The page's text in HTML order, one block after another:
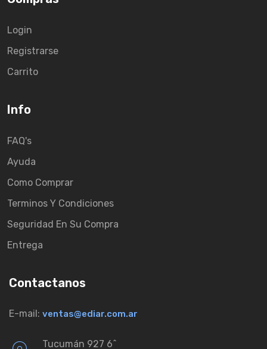
Login
Registrarse
Carrito
Info
FAQ's
Ayuda
Como Comprar
Terminos Y Condiciones
Seguridad En Su Compra
Entrega
Contactanos
E-mail: ventas@ediar.com.ar
Tucumán 927 6ˆ